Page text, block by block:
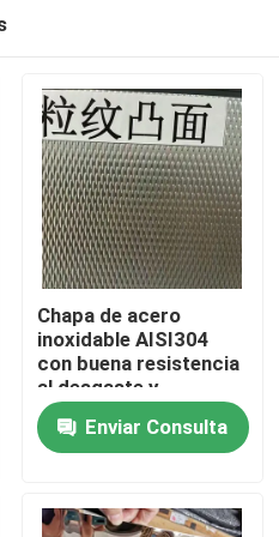
Chapa de acero
inoxidable AISI304
con buena resistencia
al desgaste y
superficie grabada
para aplicaciones
decorativas
Enviar Consulta